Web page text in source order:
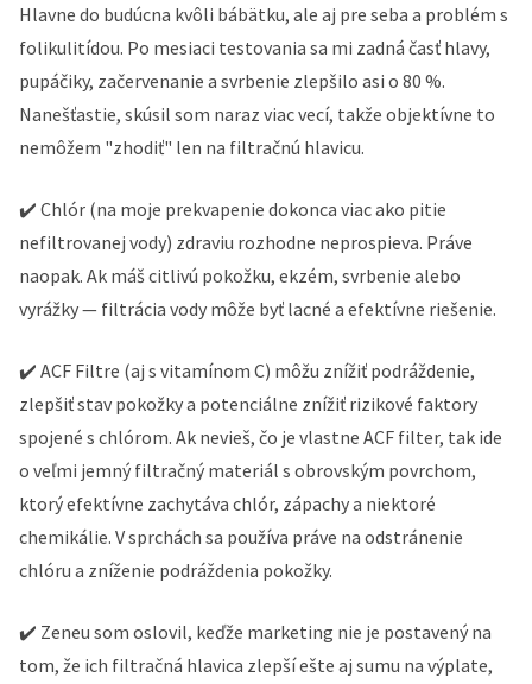
Hlavne do budúcna kvôli bábätku, ale aj pre seba a problém s
folikulitídou. Po mesiaci testovania sa mi zadná časť hlavy,
pupáčiky, začervenanie a svrbenie zlepšilo asi o 80 %.
Nanešťastie, skúsil som naraz viac vecí, takže objektívne to
nemôžem "zhodiť" len na filtračnú hlavicu.
✔️ Chlór (na moje prekvapenie dokonca viac ako pitie
nefiltrovanej vody) zdraviu rozhodne neprospieva. Práve
naopak. Ak máš citlivú pokožku, ekzém, svrbenie alebo
vyrážky — filtrácia vody môže byť lacné a efektívne riešenie.
✔️ ACF Filtre (aj s vitamínom C) môžu znížiť podráždenie,
zlepšiť stav pokožky a potenciálne znížiť rizikové faktory
spojené s chlórom. Ak nevieš, čo je vlastne ACF filter, tak ide
o veľmi jemný filtračný materiál s obrovským povrchom,
ktorý efektívne zachytáva chlór, zápachy a niektoré
chemikálie. V sprchách sa používa práve na odstránenie
chlóru a zníženie podráždenia pokožky.
✔️ Zeneu som oslovil, keďže marketing nie je postavený na
tom, že ich filtračná hlavica zlepší ešte aj sumu na výplate,